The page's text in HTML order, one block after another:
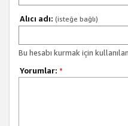
Alıcı adı: (isteğe bağlı)
Bu hesabı kurmak için
Yorumlar: *